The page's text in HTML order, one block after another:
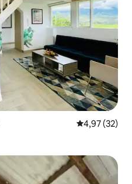
Vidutinis
4,97 (32)